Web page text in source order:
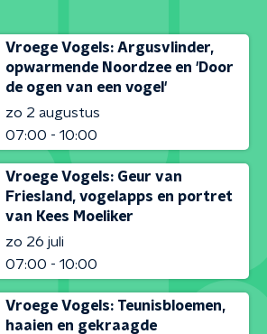
Vroege Vogels: Argusvlinder,
opwarmende Noordzee en 'Door
de ogen van een vogel'
zo 2 augustus
07:00 - 10:00
Vroege Vogels: Geur van
Friesland, vogelapps en portret
van Kees Moeliker
zo 26 juli
07:00 - 10:00
Vroege Vogels: Teunisbloemen,
haaien en gekraagde